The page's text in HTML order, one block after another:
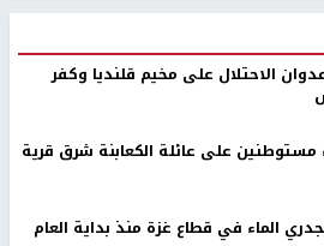
عدوان الاحتلال على مخيم قلنديا وكفر
مستوطنين على عائلة الكعابنة شرق قرية